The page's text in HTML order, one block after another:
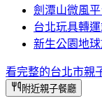
劍潭山微風平
台北玩具轉
新生公園地
看完整的台北市親
附近親子餐廳